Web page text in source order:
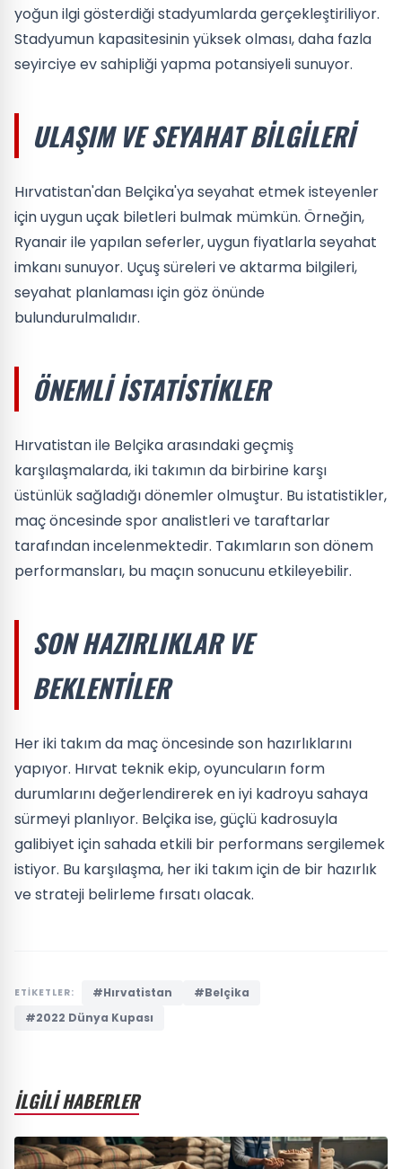
yoğun ilgi gösterdiği stadyumlarda gerçekleştiriliyor.
Stadyumun kapasitesinin yüksek olması, daha fazla
seyirciye ev sahipliği yapma potansiyeli sunuyor.
ULAŞIM VE SEYAHAT BILGILERI
Hırvatistan'dan Belçika'ya seyahat etmek isteyenler
için uygun uçak biletleri bulmak mümkün. Örneğin,
Ryanair ile yapılan seferler, uygun fiyatlarla seyahat
imkanı sunuyor. Uçuş süreleri ve aktarma bilgileri,
seyahat planlaması için göz önünde
bulundurulmalıdır.
ÖNEMLI İSTATISTIKLER
Hırvatistan ile Belçika arasındaki geçmiş
karşılaşmalarda, iki takımın da birbirine karşı
üstünlük sağladığı dönemler olmuştur. Bu istatistikler,
maç öncesinde spor analistleri ve taraftarlar
tarafından incelenmektedir. Takımların son dönem
performansları, bu maçın sonucunu etkileyebilir.
SON HAZIRLIKLAR VE
BEKLENTILER
Her iki takım da maç öncesinde son hazırlıklarını
yapıyor. Hırvat teknik ekip, oyuncuların form
durumlarını değerlendirerek en iyi kadroyu sahaya
sürmeyi planlıyor. Belçika ise, güçlü kadrosuyla
galibiyet için sahada etkili bir performans sergilemek
istiyor. Bu karşılaşma, her iki takım için de bir hazırlık
ve strateji belirleme fırsatı olacak.
ETİKETLER: #Hırvatistan
#Belçika
#2022 Dünya Kupası
İLGİLİ HABERLER